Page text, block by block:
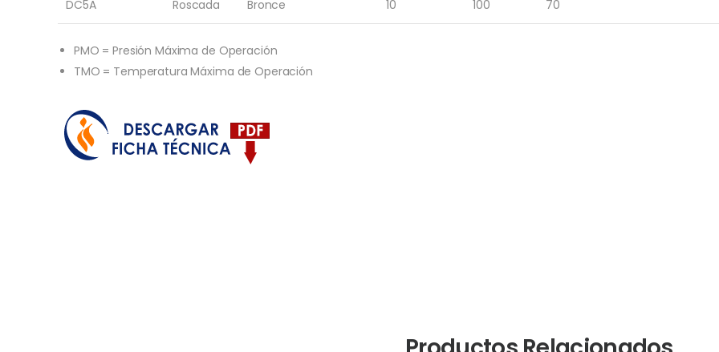
DC5A Roscada Bronce 10 100 70
PMO = Presión Máxima de Operación
TMO = Temperatura Máxima de Operación